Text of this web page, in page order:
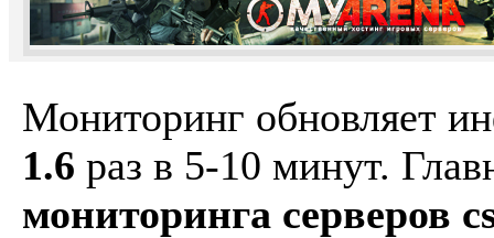
Мониторинг обновляет
1.6 раз в 5-10 минут.
мониторинга серверов